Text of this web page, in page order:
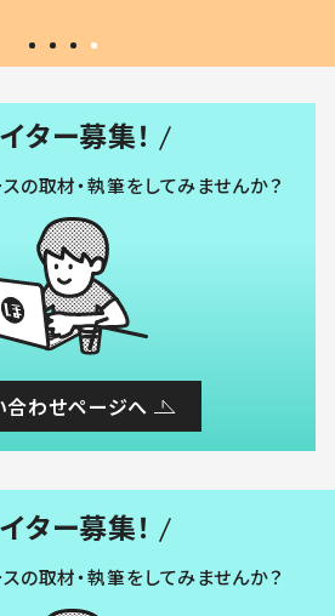
ター募集！
の取材・執筆をしてみませんか？
合わせページへ
ター募集！
の取材・執筆をしてみませんか？